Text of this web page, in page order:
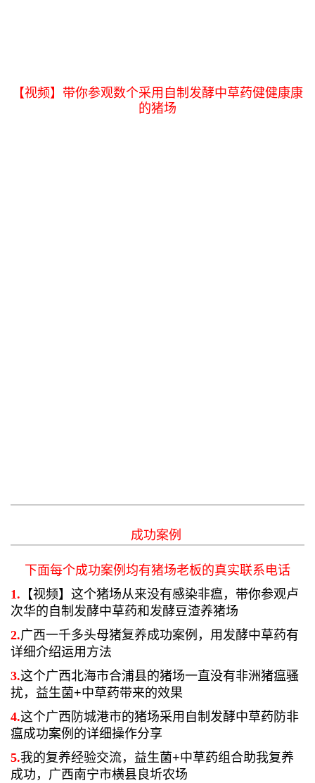
【视频】带你参观数个采用自制发酵中草药健健康康
的猪场
成功案例
下面每个成功案例均有猪场老板的真实联系电话
1. 【视频】这个猪场从来没有感染非瘟，带你参观卢
次华的自制发酵中草药和发酵豆渣养猪场
2.广西一千多头母猪复养成功案例，用发酵中草药有
详细介绍运用方法
3.这个广西北海市合浦县的猪场一直没有非洲猪瘟骚
扰，益生菌+中草药带来的效果
4.这个广西防城港市的猪场采用自制发酵中草药防非
瘟成功案例的详细操作分享
5.我的复养经验交流，益生菌+中草药组合助我复养
成功，广西南宁市横县良圻农场